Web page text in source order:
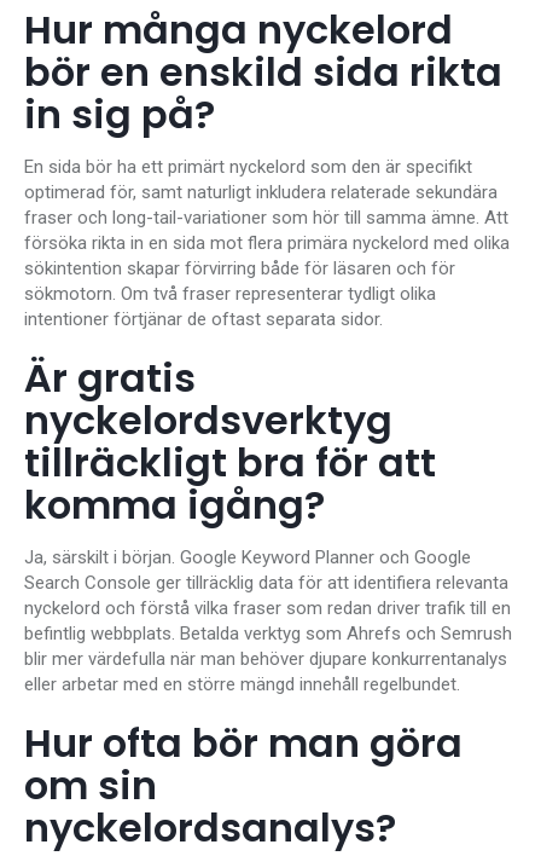
Hur många nyckelord
bör en enskild sida rikta
in sig på?
En sida bör ha ett primärt nyckelord som den är specifikt
optimerad för, samt naturligt inkludera relaterade sekundära
fraser och long-tail-variationer som hör till samma ämne. Att
försöka rikta in en sida mot flera primära nyckelord med olika
sökintention skapar förvirring både för läsaren och för
sökmotorn. Om två fraser representerar tydligt olika
intentioner förtjänar de oftast separata sidor.
Är gratis
nyckelordsverktyg
tillräckligt bra för att
komma igång?
Ja, särskilt i början. Google Keyword Planner och Google
Search Console ger tillräcklig data för att identifiera relevanta
nyckelord och förstå vilka fraser som redan driver trafik till en
befintlig webbplats. Betalda verktyg som Ahrefs och Semrush
blir mer värdefulla när man behöver djupare konkurrentanalys
eller arbetar med en större mängd innehåll regelbundet.
Hur ofta bör man göra
om sin
nyckelordsanalys?